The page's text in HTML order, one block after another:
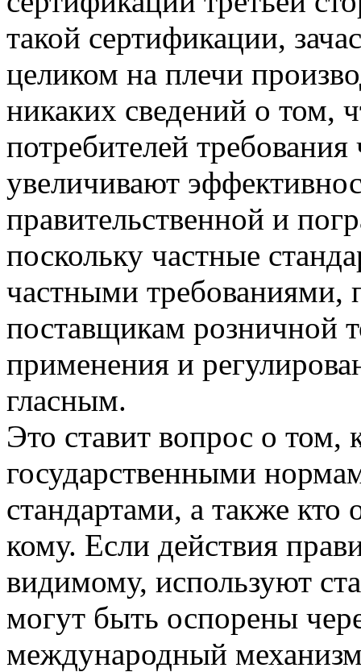
такой сертификации,
целиком на плечи
никаких сведений о том,
потребителей
увеличивают
правительственной и
поскольку частные
частными требованиями,
поставщикам розничной
применения и
гласным.
Это ставит вопрос о
государственными
стандартами, а также кто
кому. Если действия
видимому, используют
могут быть оспорены
международный